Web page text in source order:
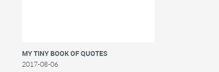
MY TINY BOOK OF QUOTES
2017-08-06